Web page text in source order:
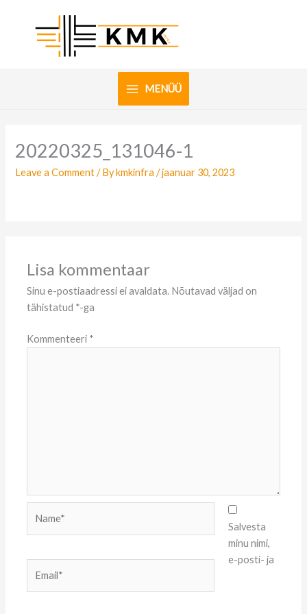
MENÜÜ
20220325_131046-1
Leave a Comment / Bykmkinfra/jaanuar 30, 2023
Lisa kommentaar
Sinu e-postiaadressi ei avaldata. Nõutavad väljad on
tähistatud *-ga
Kommenteeri *
Salvesta
minu nimi,
e-posti- ja